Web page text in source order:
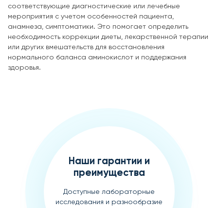
соответствующие диагностические или лечебные
мероприятия с учетом особенностей пациента,
анамнеза, симптоматики. Это помогает определить
необходимость коррекции диеты, лекарственной терапии
или других вмешательств для восстановления
нормального баланса аминокислот и поддержания
здоровья.
Наши гарантии и
преимущества
Доступные лабораторные
исследования и разнообразие